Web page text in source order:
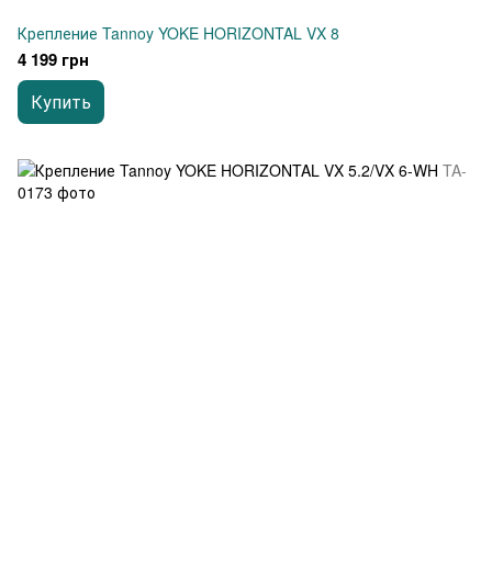
Крепление Tannoy YOKE HORIZONTAL VX 8
4 199 грн
Купить